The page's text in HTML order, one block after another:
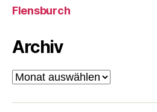
Flensburch
Archiv
Archiv